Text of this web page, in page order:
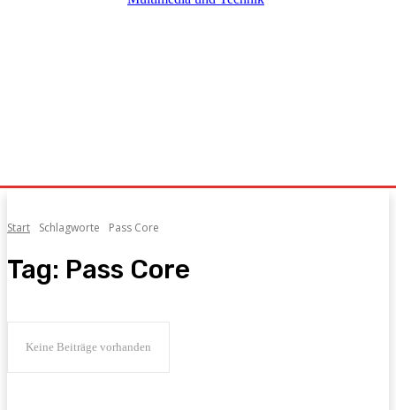
Start Schlagworte Pass Core
Tag: Pass Core
Keine Beiträge vorhanden